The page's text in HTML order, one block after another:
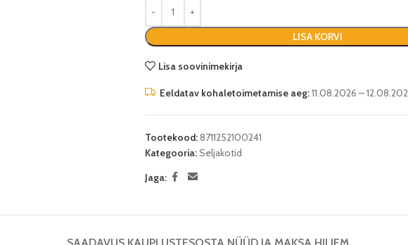
LISA KORVI
Lisa soovinimekirja
Eeldatav kohaletoimetamise aeg:11.08.2026 –
Tootekood:8711252100241
Kategooria:Seljakotid
Jaga: